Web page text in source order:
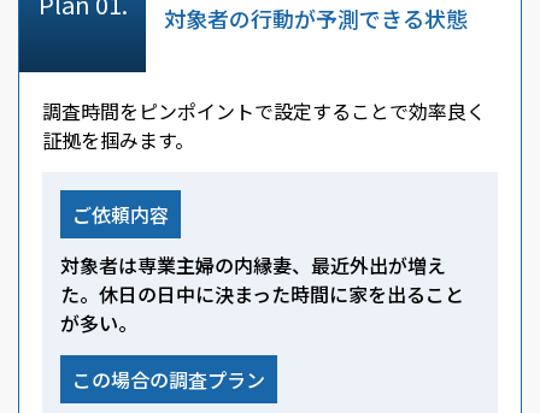
対象者の行動が予測できる状態
調査時間をピンポイントで設定することで効率良く
証拠を掴みます。
ご依頼内容
対象者は専業主婦の内縁妻、最近外出が増え
た。休日の日中に決まった時間に家を出ること
が多い。
この場合の調査プラン